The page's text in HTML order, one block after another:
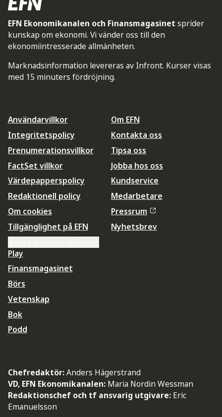
EFN Ekonomikanalen och Finansmagasinet sprider
kunskap om ekonomi. Vi vänder oss till den
ekonomiintresserade allmänheten.
Marknadsinformation levereras av Infront. Kurser visas
med 15 minuters fördröjning.
Användarvillkor
Integritetspolicy
Prenumerationsvillkor
FactSet villkor
Värdepapperspolicy
Redaktionell policy
Om cookies
Tillgänglighet på EFN
Om EFN
Kontakta oss
Tipsa oss
Jobba hos oss
Kundservice
Medarbetare
Pressrum
Nyhetsbrev
Play
Finansmagasinet
Börs
Vetenskap
Bok
Podd
Chefredaktör:Anders Hägerstrand
VD, EFN Ekonomikanalen: Maria Nordin Wessman
Redaktionschef och tf ansvarig utgivare: Eric
Emanuelsson